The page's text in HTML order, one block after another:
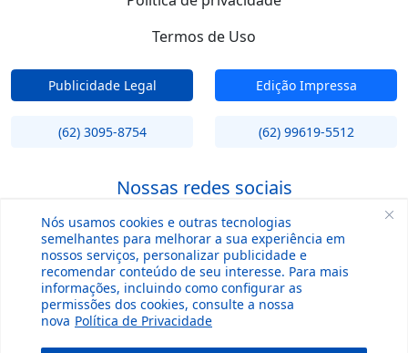
Nós usamos cookies e outras tecnologias
semelhantes para melhorar a sua experiência em
nossos serviços, personalizar publicidade e
recomendar conteúdo de seu interesse. Para mais
informações, incluindo como configurar as
permissões dos cookies, consulte a nossa
nova Política de Privacidade
Termos de Uso
Publicidade Legal Edição Impressa
(62) 3095-8754 (62) 99619-5512
Nossas redes sociais